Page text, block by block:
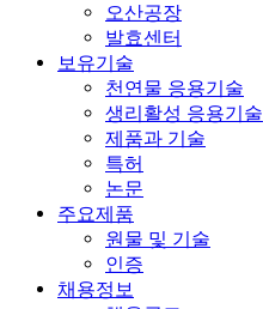
오산공장
발효센터
보유기술
천연물 응용기술
생리활성 응용기술
제품과 기술
특허
논문
주요제품
원물 및 기술
인증
채용정보